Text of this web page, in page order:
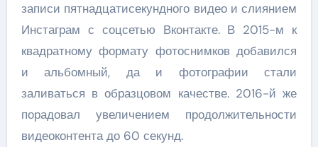
записи пятнадцатисекундного видео и слиянием
Инстаграм с соцсетью Вконтакте. В 2015-м к
квадратному формату фотоснимков добавился
и альбомный, да и фотографии стали
заливаться в образцовом качестве. 2016-й же
порадовал увеличением продолжительности
видеоконтента до 60 секунд.